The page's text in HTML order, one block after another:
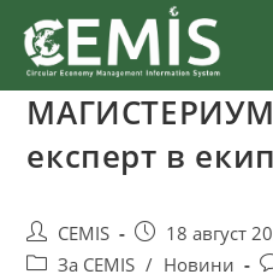
експерт в
CEMIS
18 август
За CEMIS / Новини